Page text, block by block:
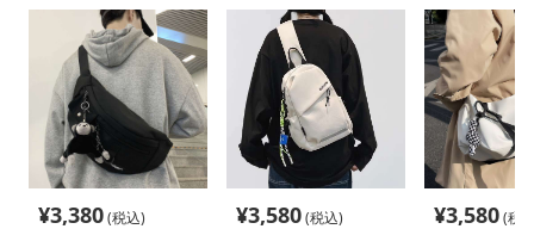
¥3,380(税込)
¥3,580(税込)
¥3,580(税